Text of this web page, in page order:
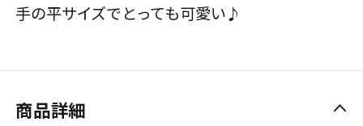
手の平サイズでとっても可愛い♪
商品詳細